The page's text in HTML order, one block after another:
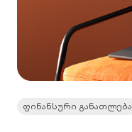
ფინანსური განათლება